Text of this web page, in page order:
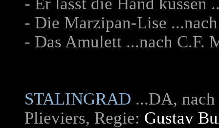
- Die Marzipan-Lise
- Das Amulett ...nach C.F.
STALINGRAD ...DA,
Plieviers, Regie: Gustav